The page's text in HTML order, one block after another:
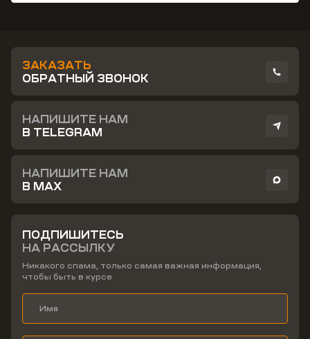
ЗАКАЗАТЬ
ОБРАТНЫЙ ЗВОНОК
НАПИШИТЕ НАМ
В TELEGRAM
НАПИШИТЕ НАМ
В MAX
ПОДПИШИТЕСЬ
НА РАССЫЛКУ
Никакого спама, только самая важная информация,
чтобы быть в курсе